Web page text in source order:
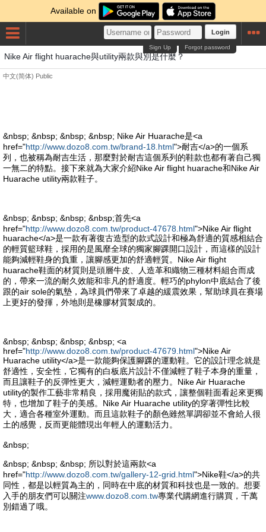
Available on
Login
Forgot password
Sign Up
Nike Air flight huarache與utility兩款與別是什麼？
中文(简体) Public
&nbsp; &nbsp; &nbsp; &nbsp; Nike Air Huarache是<a
href="http://www.dozo8.com.tw/brand-18.html">耐吉</a>的一個系
列，也被稱為耐吉生活，那麼對於耐吉這個系列的鞋款也都有著自己獨
一無二的特點。接下來就為大家介紹Nike Air flight huarache和Nike Air
Huarache utility兩款鞋子。
&nbsp; &nbsp; &nbsp; &nbsp;首先<a
href="http://www.dozo8.com.tw/product-47678.html">Nike Air flight
huarache</a>是一款有著復古造型的款式設計和極為舒適的質感相結合
的輕質籃球鞋，採用的是風靡全球的獨家腳踝開口設計，而這樣的設計
能夠減輕鞋身的負重，讓腳感更加的舒適輕質。Nike Air flight
huarache鞋面的材質則是頭層牛皮、人造革和織物三種材料組合而成
的，帶來一流的耐久效能和非凡的舒適度。輕巧的phylon中底結合了後
跟的air sole的氣墊，為球員們帶來了卓越的緩震效果，幫助球員在賽場
上更好的發揮，外地則是橡膠材質製成的。
&nbsp; &nbsp; &nbsp; &nbsp; <a
href="http://www.dozo8.com.tw/product-47679.html">Nike Air
Huarache utility</a>是一款能夠保護腳踝的運動鞋。它的設計理念就是
舒適性，安全性，它獨有的白板底片設計不僅減輕了鞋子本身的重量，
而且讓鞋子的反彈性更大，減輕運動者的壓力。Nike Air Huarache
utility的製作工藝非常精良，採用魔術貼的款式，讓整個鞋面看起來更獨
特，也增加了鞋子的美感。Nike Air Huarache utility的穿著彈性比較
大，適合各種室外運動。而且這款鞋子的顏色雖然單調卻並不會給人很
土的感覺，反而更能體現出年輕人的運動活力。
&nbsp;
&nbsp; &nbsp; &nbsp; 所以對於這兩款<a
href="http://www.dozo8.com.tw/gallery-12-grid.html">Nike鞋</a>的共
同性，都是以輕質為主的，同時在中底的材質和科技也是一致的。想要
入手的朋友們可以關注www.dozo8.com.tw專業代購網進行購買，千萬
別錯過了哦。